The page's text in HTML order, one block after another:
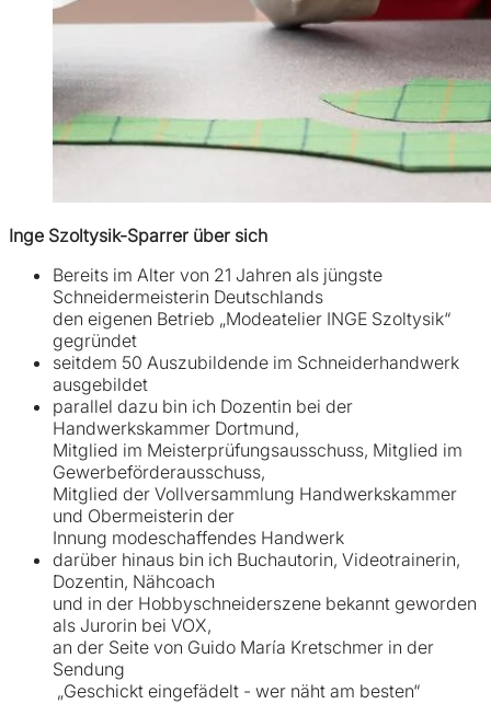
Inge Szoltysik-Sparrer über sich
Bereits im Alter von 21 Jahren als jüngste
Schneidermeisterin Deutschlands
den eigenen Betrieb „Modeatelier INGE Szoltysik“
gegründet
seitdem 50 Auszubildende im Schneiderhandwerk
ausgebildet
parallel dazu bin ich Dozentin bei der
Handwerkskammer Dortmund,
Mitglied im Meisterprüfungsausschuss, Mitglied im
Gewerbeförderausschuss,
Mitglied der Vollversammlung Handwerkskammer
und Obermeisterin der
Innung modeschaffendes Handwerk
darüber hinaus bin ich Buchautorin, Videotrainerin,
Dozentin, Nähcoach
und in der Hobbyschneiderszene bekannt geworden
als Jurorin bei VOX,
an der Seite von Guido María Kretschmer in der
Sendung
„Geschickt eingefädelt - wer näht am besten“